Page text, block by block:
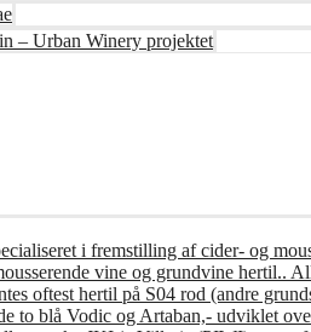
– Urban Winery projektet
i fremstilling af cider- og
vine og grundvine hertil..
oftest hertil på S04 rod (andre
to blå Vodic og Artaban,- udviklet